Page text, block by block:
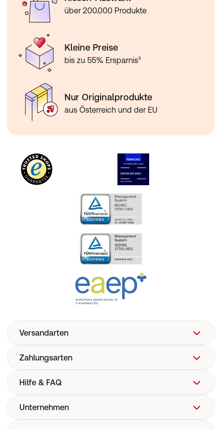
über 200.000 Produkte
Kleine Preise
bis zu 55% Ersparnis³
Nur Originalprodukte
aus Österreich und der EU
Versandarten
Zahlungsarten
Hilfe & FAQ
FAQ
Unternehmen